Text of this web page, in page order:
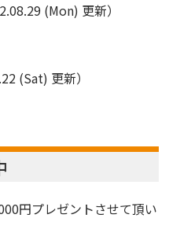
(Mon) 更新）
(Sat) 更新）
円プレゼントさせて頂い